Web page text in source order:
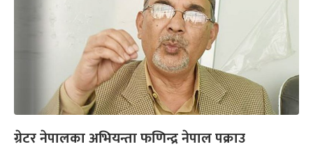
ग्रेटर नेपालका अभियन्ता फणिन्द्र नेपाल पक्राउ